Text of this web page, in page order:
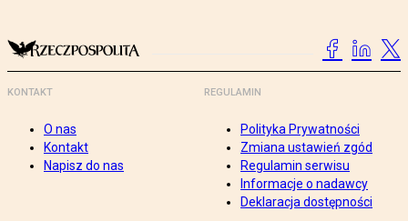
KONTAKT
O nas
Kontakt
Napisz do nas
REGULAMIN
Polityka Prywatności
Zmiana ustawień zgód
Regulamin serwisu
Informacje o nadawcy
Deklaracja dostępności